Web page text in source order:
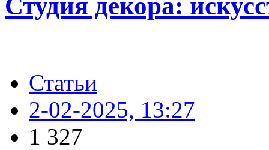
Студия декора:
Статьи
2-02-2025, 13:27
1 327